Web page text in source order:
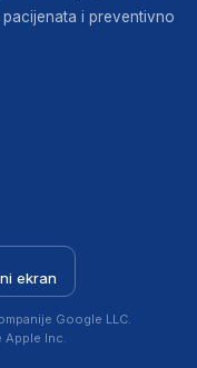
i preventivno
ekran
Google LLC.
Apple Inc.